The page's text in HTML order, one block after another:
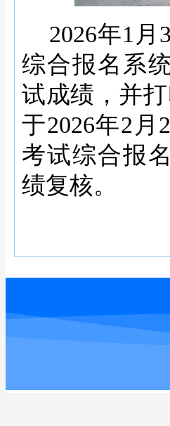
2026年1
综合报名系
试成绩，并
于2026年2
考试综合报
绩复核。